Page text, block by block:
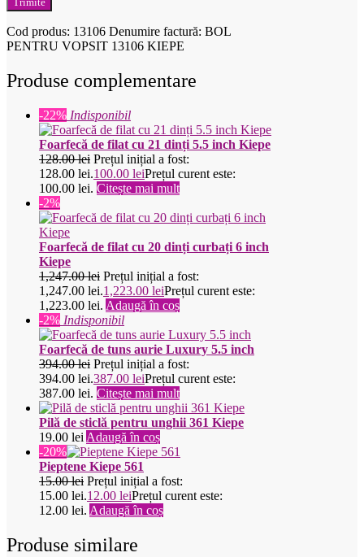
Cod produs: 13106 Denumire factură: BOL
PENTRU VOPSIT 13106 KIEPE
Produse complementare
-22% Indisponibil
Foarfecă de filat cu 21 dinți 5.5 inch Kiepe
128.00lei Prețul inițial a fost:
128.00 lei.100.00 leiPrețul curent este:
100.00 lei. Citește mai mult
-2%
Foarfecă de filat cu 20 dinți curbați 6 inch
Kiepe
1,247.00lei Prețul inițial a fost:
1,247.00 lei.1,223.00 leiPrețul curent este:
1,223.00 lei. Adaugă în coș
-2% Indisponibil
Foarfecă de tuns aurie Luxury 5.5 inch
394.00lei Prețul inițial a fost:
394.00 lei.387.00 leiPrețul curent este:
387.00 lei. Citește mai mult
Pilă de sticlă pentru unghii 361 Kiepe
19.00 lei Adaugă în coș
-20%
Pieptene Kiepe 561
15.00lei Prețul inițial a fost:
15.00 lei.12.00 leiPrețul curent este:
12.00 lei. Adaugă în coș
Produse similare